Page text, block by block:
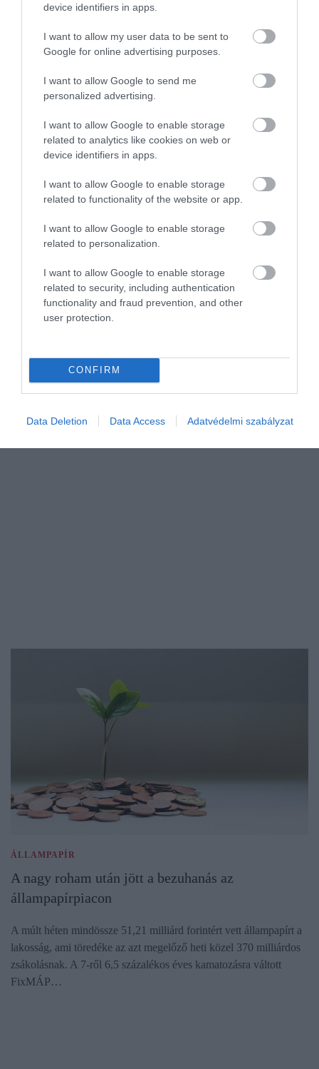
device identifiers in apps.
I want to allow my user data to be sent to
Google for online advertising purposes.
I want to allow Google to send me
personalized advertising.
I want to allow Google to enable storage
related to analytics like cookies on web or
device identifiers in apps.
I want to allow Google to enable storage
related to functionality of the website or app.
I want to allow Google to enable storage
related to personalization.
I want to allow Google to enable storage
related to security, including authentication
functionality and fraud prevention, and other
user protection.
CONFIRM
Data Deletion Data Access Adatvédelmi szabályzat
ÁLLAMPAPÍR
A múlt héten mindössze 55 milliárd forintért vett állampapírt a
lakosság, ami töredéke a két héttel azelőtti heti közel 370
mélypontnál.
ÁLLAMPAPÍR
A nagy roham után jött a bezuhanás az
állampapírpiacon
A múlt héten mindössze 51,21 milliárd forintért vett állampapírt a
lakosság, ami töredéke az azt megelőző heti közel 370 milliárdos
zsákolásnak. A 7-ről 6,5 százalékos éves kamatozásra váltott
FixMÁP…